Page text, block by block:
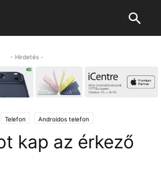
- Hirdetés -
Telefon Androidos telefon
kap az érkező